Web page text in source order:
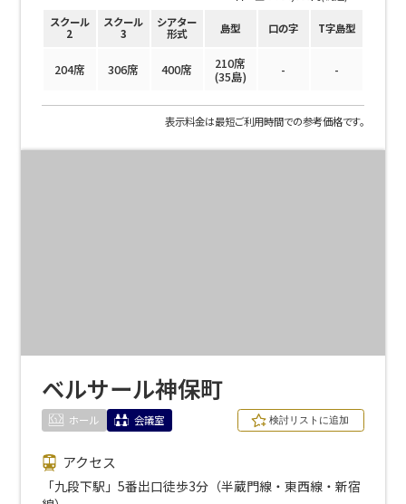
スクール
2
スクール
3
シアター
形式
島型 口の字 T字島型
204席 306席 400席 210席
(35島) - -
表示料金は最短ご利用時間での参考価格です。
ベルサール神保町
ホール 会議室
アクセス
「九段下駅」5番出口徒歩3分（半蔵門線・東西線・新宿
この条件で検索
選択している条件をリセットする